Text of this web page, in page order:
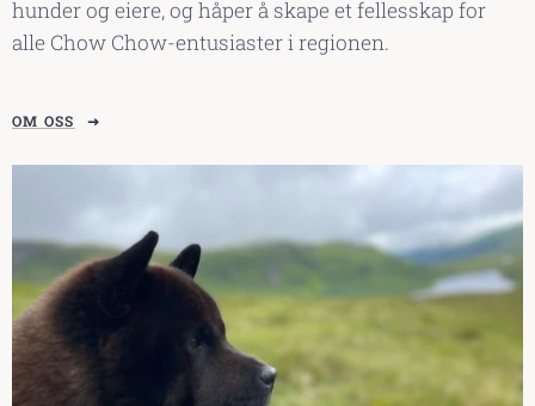
hunder og eiere, og håper å skape et fellesskap for
alle Chow Chow-entusiaster i regionen.
OM OSS